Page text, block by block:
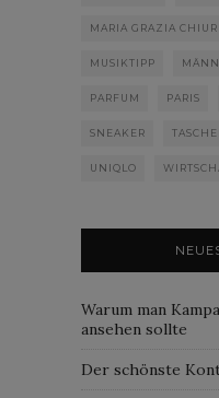
MARIA GRAZIA CHIURI
MUSIKTIPP
PARFUM PARIS
SNEAKER
UNIQLO
Warum man
ansehen sollte
Der schönste